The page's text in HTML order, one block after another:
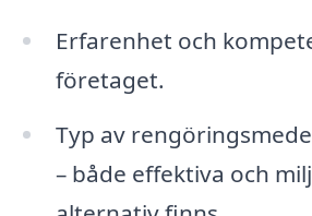
Erfarenhet och
företaget.
Typ av
– både effektiva och